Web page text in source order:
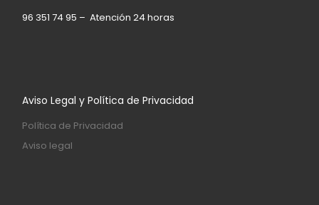
96 351 74 95 – Atención 24 horas
Aviso Legal y Política de Privacidad
Política de Privacidad
Aviso legal